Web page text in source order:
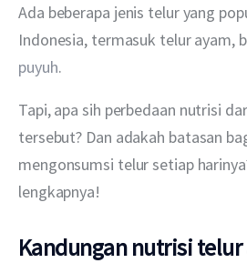
Layanan
Ada beberapa jenis telur yang
Indonesia, termasuk telur ayam,
puyuh.
Tapi, apa sih perbedaan nutrisi
tersebut? Dan adakah batasan
mengonsumsi telur setiap
lengkapnya!
Kandungan nutrisi telur